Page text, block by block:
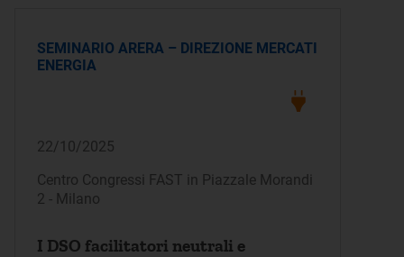
SEMINARIO ARERA – DIREZIONE MERCATI
ENERGIA
22/10/2025
Centro Congressi FAST in Piazzale Morandi
2 - Milano
I DSO facilitatori neutrali e